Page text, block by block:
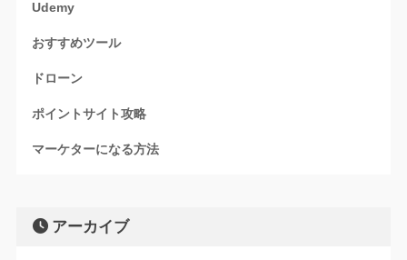
Udemy
おすすめツール
ドローン
ポイントサイト攻略
マーケターになる方法
アーカイブ